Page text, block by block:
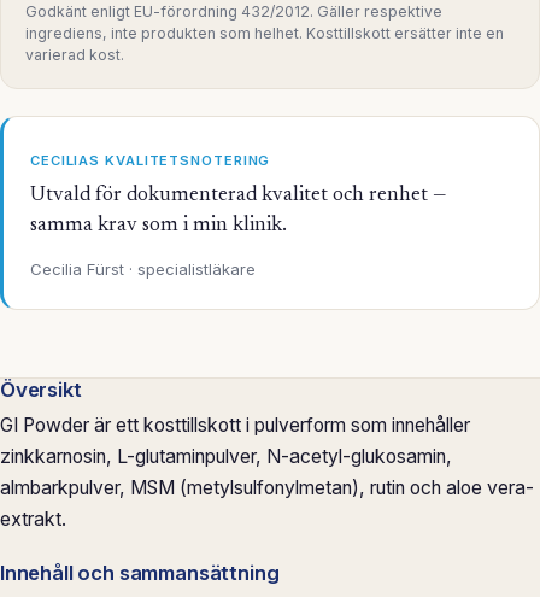
Godkänt enligt EU-förordning 432/2012. Gäller respektive
ingrediens, inte produkten som helhet. Kosttillskott ersätter inte en
varierad kost.
CECILIAS KVALITETSNOTERING
Utvald för dokumenterad kvalitet och renhet —
samma krav som i min klinik.
Cecilia Fürst · specialistläkare
Översikt
GI Powder är ett kosttillskott i pulverform som innehåller
zinkkarnosin, L-glutaminpulver, N-acetyl-glukosamin,
almbarkpulver, MSM (metylsulfonylmetan), rutin och aloe vera-
extrakt.
Innehåll och sammansättning